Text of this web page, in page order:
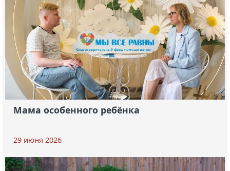
Мама особенного ребёнка
29 июня 2026